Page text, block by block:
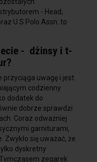
- Head,
U.S Polo Assn. to
- dżinsy i t-
uwagę i jest
codzienny
dodatek do
dobrze sprawdzi
Coraz odważniej
garniturami,
się uważać, że
dyskretny